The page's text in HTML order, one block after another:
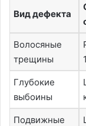
Вид дефекта
Волосяные
трещины
Глубокие
выбоины
Подвижные